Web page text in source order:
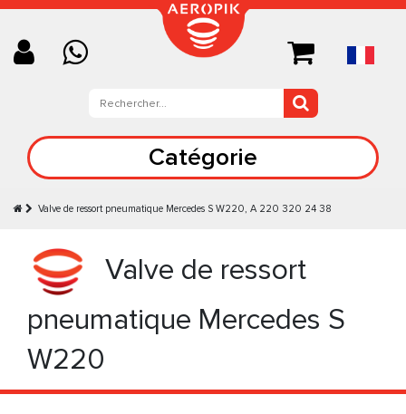
Catégorie
Valve de ressort pneumatique Mercedes S W220, A 220 320 24 38
Valve de ressort
pneumatique Mercedes S
W220